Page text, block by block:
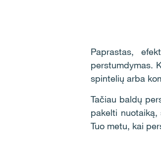
Paprastas,
perstumdymas.
spintelių arba
Tačiau baldų
pakelti
Tuo metu, kai